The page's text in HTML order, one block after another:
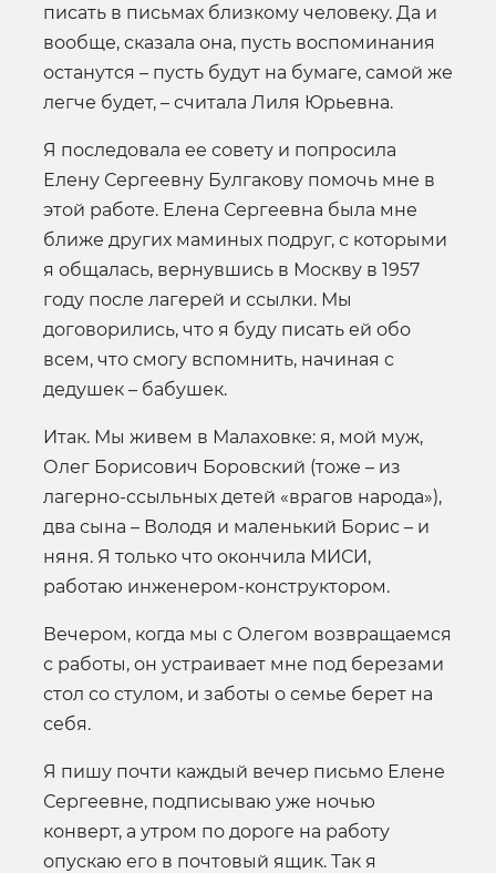
писать в письмах близкому человеку. Да и
вообще, сказала она, пусть воспоминания
останутся – пусть будут на бумаге, самой же
легче будет, – считала Лиля Юрьевна.
Я последовала ее совету и попросила
Елену Сергеевну Булгакову помочь мне в
этой работе. Елена Сергеевна была мне
ближе других маминых подруг, с которыми
я общалась, вернувшись в Москву в 1957
году после лагерей и ссылки. Мы
договорились, что я буду писать ей обо
всем, что смогу вспомнить, начиная с
дедушек – бабушек.
Итак. Мы живем в Малаховке: я, мой муж,
Олег Борисович Боровский (тоже – из
лагерно-ссыльных детей «врагов народа»),
два сына – Володя и маленький Борис – и
няня. Я только что окончила МИСИ,
работаю инженером-конструктором.
Вечером, когда мы с Олегом возвращаемся
с работы, он устраивает мне под березами
стол со стулом, и заботы о семье берет на
себя.
Я пишу почти каждый вечер письмо Елене
Сергеевне, подписываю уже ночью
конверт, а утром по дороге на работу
опускаю его в почтовый ящик. Так я